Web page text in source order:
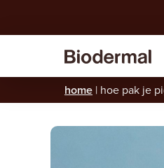
home | hoe pak je